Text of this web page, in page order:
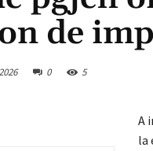
de
0 5
A
la